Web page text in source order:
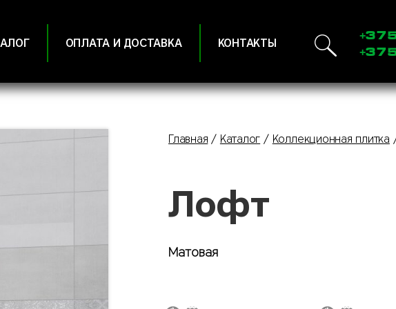
ОПЛАТА И ДОСТАВКА КОНТАКТЫ
+
+
Главная Каталог Коллекционная плитка
Лофт
Матовая